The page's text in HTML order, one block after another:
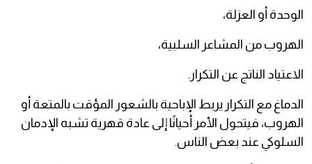
الوحدة أو العزلة،
الهروب من المشاعر السلبية،
الاعتياد الناتج عن التكرار.
الدماغ مع التكرار يربط الإباحية بالشعور المؤقت بالمتعة أو
الهروب، فيتحول الأمر أحيانًا إلى عادة قهرية تشبه الإدمان
السلوكي عند بعض الناس.